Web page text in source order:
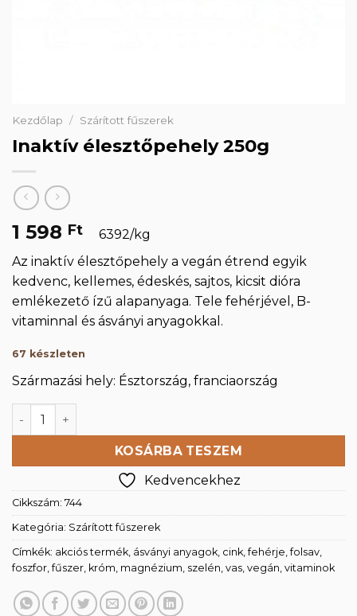
Kezdőlap / Szárított fűszerek
Inaktív élesztőpehely 250g
1 598 Ft
6392/kg
Az inaktív élesztőpehely a vegán étrend egyik
kedvenc, kellemes, édeskés, sajtos, kicsit dióra
emlékezető ízű alapanyaga. Tele fehérjével, B-
vitaminnal és ásványi anyagokkal.
67 készleten
Származási hely: Észtország, franciaország
Inaktív élesztőpehely 250g mennyiség
KOSÁRBA TESZEM
Kedvencekhez
Cikkszám: 744
Kategória: Szárított fűszerek
Címkék: akciós termék ásványi anyagok cink ,fehérje ,folsav
foszfor ,fűszer króm magnézium szelén vas vegán vitaminok